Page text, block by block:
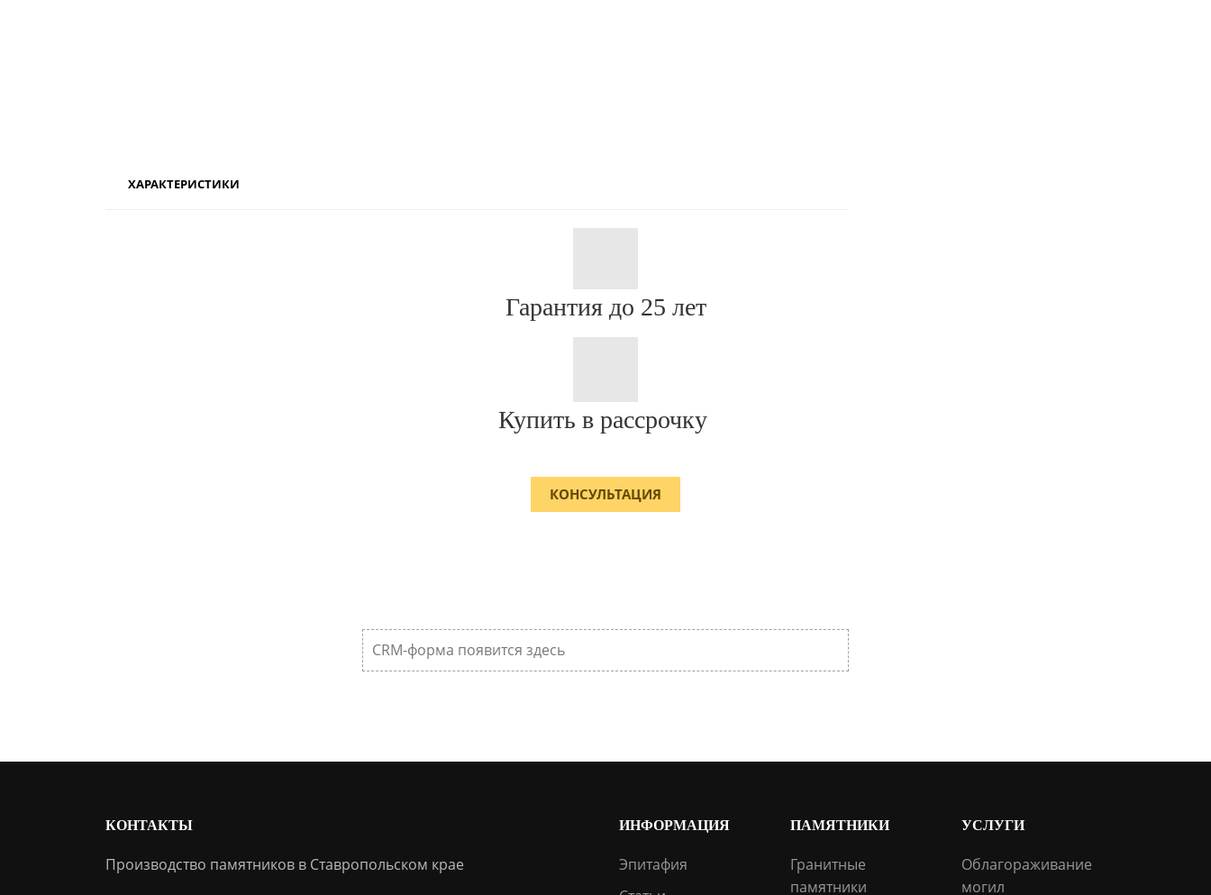
ХАРАКТЕРИСТИКИ
Гарантия до 25 лет
Купить в рассрочку
КОНСУЛЬТАЦИЯ
CRM-форма появится здесь
КОНТАКТЫ
Производство памятников в Ставропольском крае
ИНФОРМАЦИЯ
Эпитафия
ПАМЯТНИКИ
Гранитные
памятники
УСЛУГИ
Облагораживание
могил